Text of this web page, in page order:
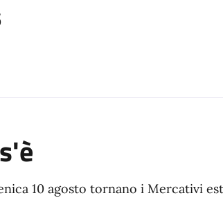
10 agosto tornano i Mercativi